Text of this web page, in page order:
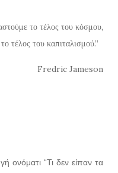
το τέλος του κόσμου,
τέλος του καπιταλισμού.”
Fredric Jameson
ονόματι “Τι δεν είπαν τα